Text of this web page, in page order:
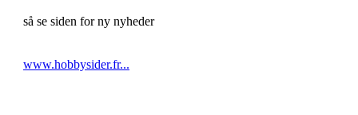
så se siden for ny nyheder
www.hobbysider.fr...